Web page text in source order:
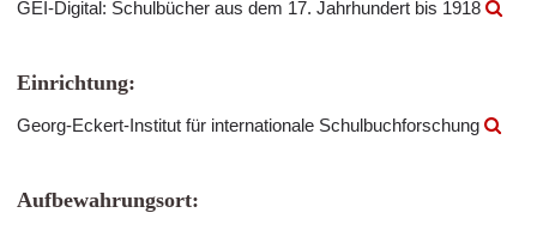
GEI-Digital: Schulbücher aus dem 17. Jahrhundert bis 1918
Einrichtung:
Georg-Eckert-Institut für internationale Schulbuchforschung
Aufbewahrungsort: